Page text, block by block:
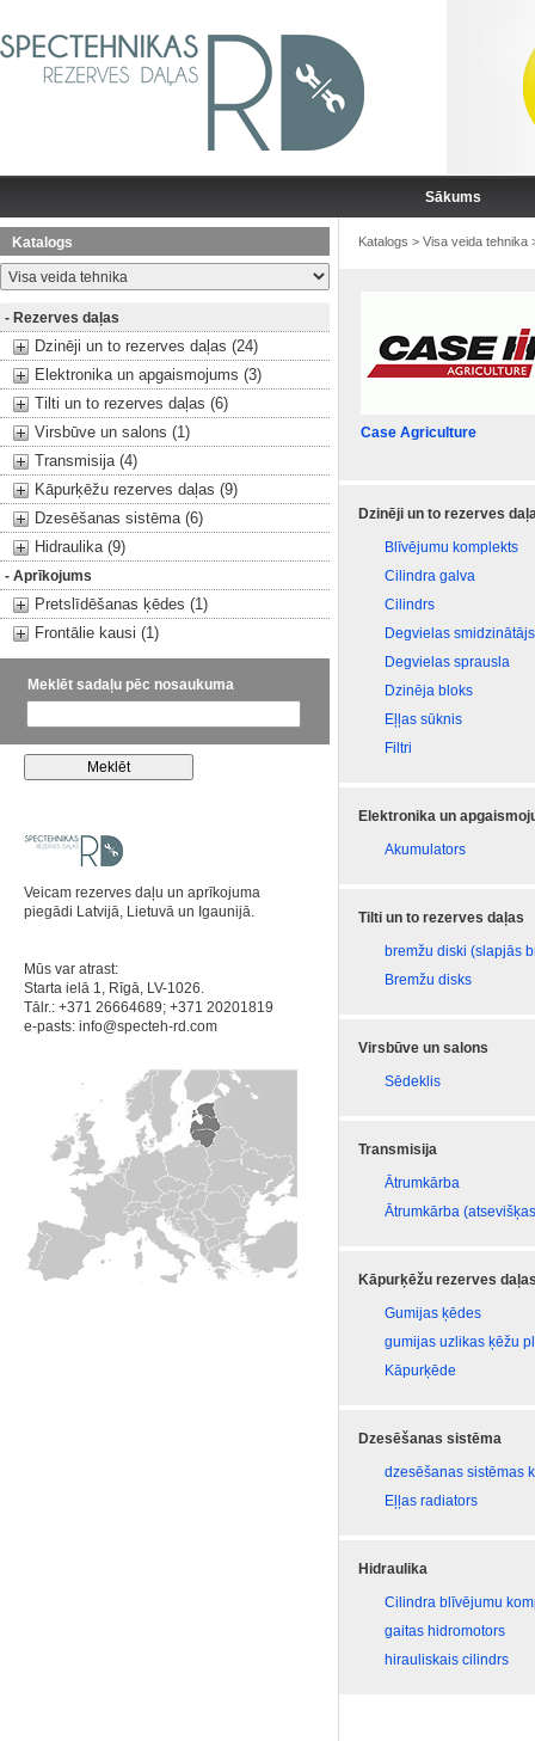
Sākums
Katalogs
- Rezerves daļas
Dzinēji un to rezerves daļas (24)
Elektronika un apgaismojums (3)
Tilti un to rezerves daļas (6)
Virsbūve un salons (1)
Transmisija (4)
Kāpurķēžu rezerves daļas (9)
Dzesēšanas sistēma (6)
Hidraulika (9)
- Aprīkojums
Pretslīdēšanas ķēdes (1)
Frontālie kausi (1)
Meklēt sadaļu pēc nosaukuma
Veicam rezerves daļu un aprīkojuma
piegādi Latvijā, Lietuvā un Igaunijā.
Mūs var atrast:
Starta ielā 1, Rīgā, LV-1026.
Tālr.: +371 26664689; +371 20201819
e-pasts: info@specteh-rd.com
Katalogs > Visa veida tehnika
Case Agriculture
Dzinēji un to rezerves
Blīvējumu komplekts
Cilindra galva
Cilindrs
Degvielas smidzinātājs
Degvielas sprausla
Dzinēja bloks
Eļļas sūknis
Filtri
Elektronika un
Akumulators
Tilti un to rezerves daļas
bremžu diski (slapjās
Bremžu disks
Virsbūve un salons
Sēdeklis
Transmisija
Ātrumkārba
Ātrumkārba
Kāpurķēžu rezerves
Gumijas ķēdes
gumijas uzlikas ķēžu
Kāpurķēde
Dzesēšanas sistēma
dzesēšanas sistēmas
Eļļas radiators
Hidraulika
Cilindra blīvējumu
gaitas hidromotors
hirauliskais cilindrs